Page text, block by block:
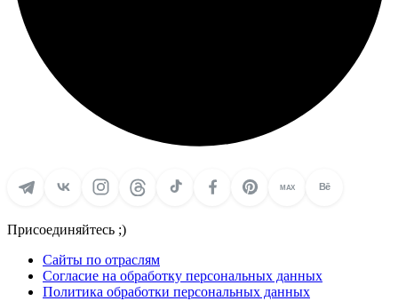
MAX Bē
Присоединяйтесь ;)
Сайты по отраслям
Согласие на обработку персональных данных
Политика обработки персональных данных